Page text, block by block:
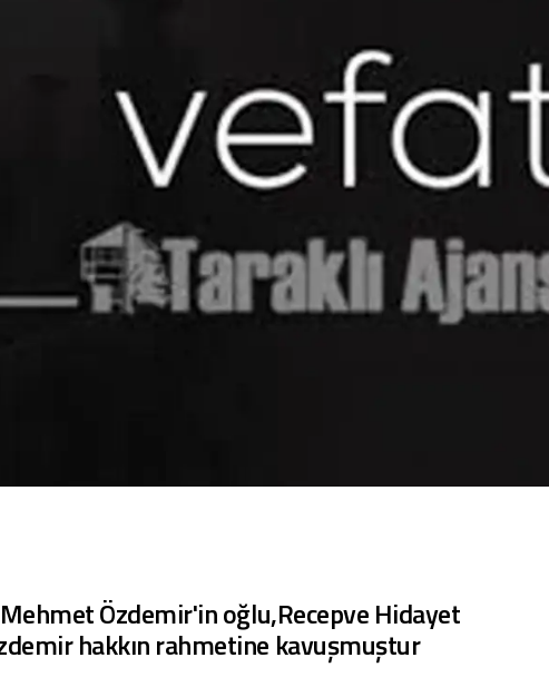
Özdemir'in oğlu,Recepve Hidayet
hakkın rahmetine kavuşmuştur